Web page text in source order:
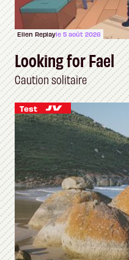
Ellen Replayle 5 août 2026
Looking for Fael
Caution solitaire
Test